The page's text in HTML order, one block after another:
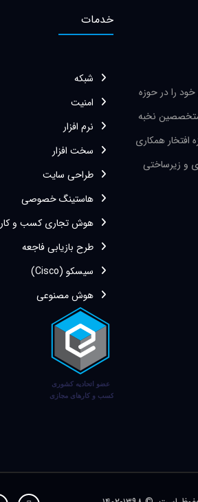
خدمات
شبکه
امنیت
نرم افزار
سخت افزار
طراحی سایت
هاستینگ خصوصی
هوش تجاری کسب و کار
طرح بازیابی فاجعه
سیسکو (Cisco)
هوش مصنوعی
تخصصی خود را در حوزه
متخصصین نخبه
افتخار همکاری
و زیرساختی